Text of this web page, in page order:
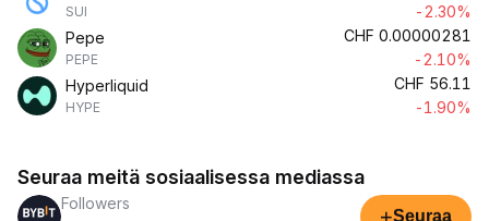
SUI
-2.30%
Pepe
PEPE
CHF 0.00000281
-2.10%
Hyperliquid
HYPE
CHF 56.11
-1.90%
Seuraa meitä sosiaalisessa mediassa
Followers
Seuraa